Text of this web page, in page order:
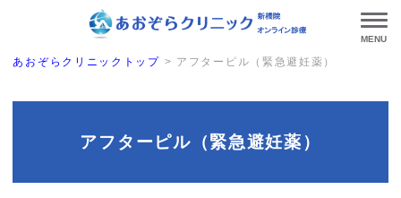
MENU
あおぞらクリニックトップ > アフターピル（緊急避妊薬）
アフターピル（緊急避妊薬）